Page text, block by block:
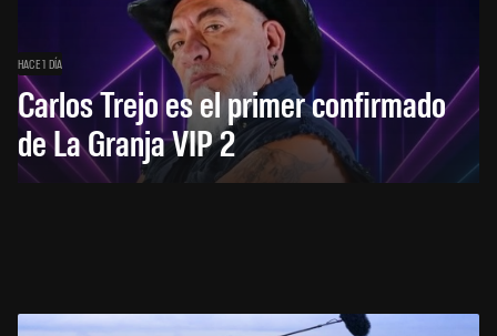
HACE 1 DÍA
Carlos Trejo es el primer confirmado
de La Granja VIP 2